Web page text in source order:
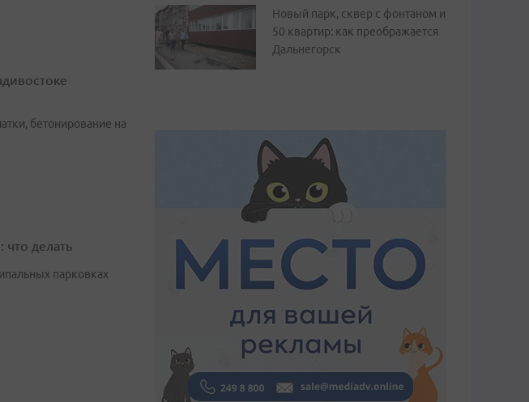
бетонирование на
что делать
парковках
Новый парк, сквер с фонтаном и
50 квартир: как преображается
Дальнегорск